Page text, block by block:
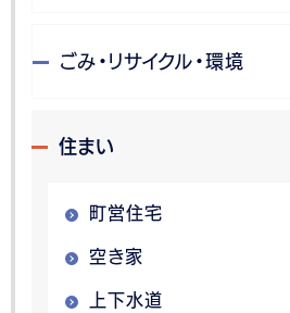
ごみ・リサイクル・環境
住まい
町営住宅
空き家
上下水道